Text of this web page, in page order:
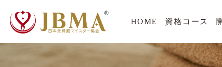
HOME 資格コース